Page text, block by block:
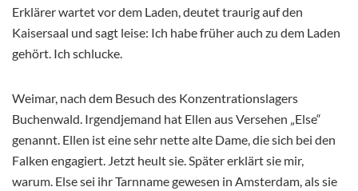
Erklärer wartet vor dem Laden, deutet traurig auf den
Kaisersaal und sagt leise: Ich habe früher auch zu dem Laden
gehört. Ich schlucke.
Weimar, nach dem Besuch des Konzentrationslagers
Buchenwald. Irgendjemand hat Ellen aus Versehen „Else“
genannt. Ellen ist eine sehr nette alte Dame, die sich bei den
Falken engagiert. Jetzt heult sie. Später erklärt sie mir,
warum. Else sei ihr Tarnname gewesen in Amsterdam, als sie